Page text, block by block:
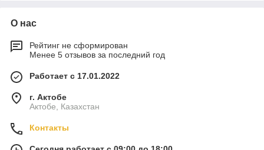
О нас
Рейтинг не сформирован
Менее 5 отзывов за последний год
Работает с 17.01.2022
г. Актобе
Актобе, Казахстан
Контакты